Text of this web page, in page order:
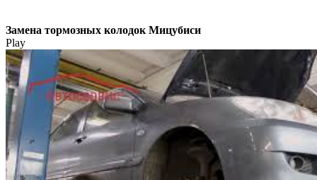
Замена тормозных колодок Мицубиси
Play